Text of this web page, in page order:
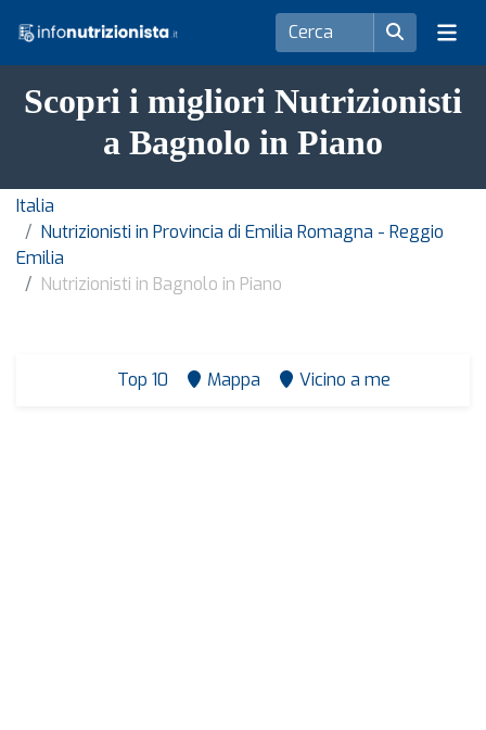
Scopri i migliori Nutrizionisti
a Bagnolo in Piano
Italia
Nutrizionisti in Provincia di Emilia Romagna - Reggio
Emilia
Nutrizionisti in Bagnolo in Piano
Top 10 Mappa Vicino a me